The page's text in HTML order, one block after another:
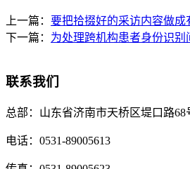
上一篇： 要把拾掇好的采访内容做成
下一篇： 为处理跨机构患者身份识别
联系我们
总部： 山东省济南市天桥区堤口路68
电话： 0531-89005613